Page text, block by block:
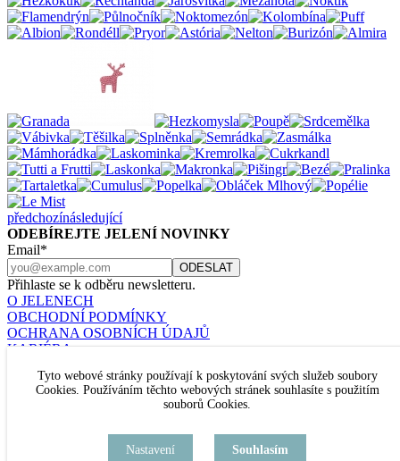
předchozínásledující
ODEBÍREJTE JELENÍ NOVINKY
Email*
Přihlaste se k odběru newsletteru.
O JELENECH
OBCHODNÍ PODMÍNKY
OCHRANA OSOBNÍCH ÚDAJŮ
KARIÉRA
Nastavení cookies
JELENÍ ŠPERKY
TEL. +420 777 432 504
Tyto webové stránky používají k poskytování svých služeb soubory
Cookies. Používáním těchto webových stránek souhlasíte s použitím
souborů Cookies.
Nastavení Souhlasím